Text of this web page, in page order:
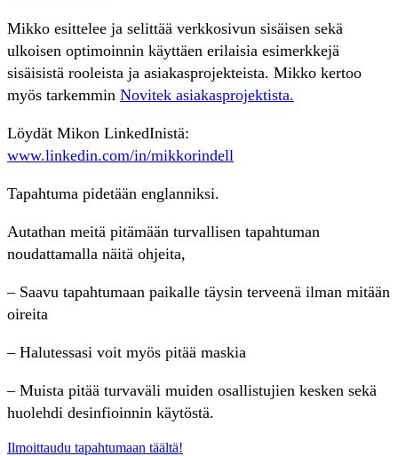
Mikko esittelee ja selittää verkkosivun sisäisen sekä
ulkoisen optimoinnin käyttäen erilaisia esimerkkejä
sisäisistä rooleista ja asiakasprojekteista. Mikko kertoo
myös tarkemmin Novitek asiakasprojektista.
Löydät Mikon LinkedInistä:
www.linkedin.com/in/mikkorindell
Tapahtuma pidetään englanniksi.
Autathan meitä pitämään turvallisen tapahtuman
noudattamalla näitä ohjeita,
– Saavu tapahtumaan paikalle täysin terveenä ilman mitään
oireita
– Halutessasi voit myös pitää maskia
– Muista pitää turvaväli muiden osallistujien kesken sekä
huolehdi desinfioinnin käytöstä.
Ilmoittaudu tapahtumaan täältä!